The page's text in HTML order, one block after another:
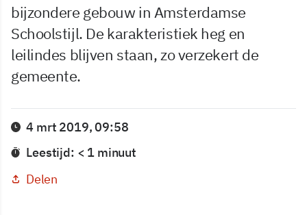
bijzondere gebouw in Amsterdamse
Schoolstijl. De karakteristiek heg en
leilindes blijven staan, zo verzekert de
gemeente.
4 mrt 2019, 09:58
Leestijd: < 1 minuut
Delen